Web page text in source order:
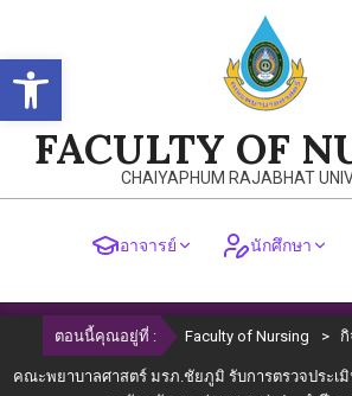
Open toolbar
content
FACULTY OF
CHAIYAPHUM RAJABHAT
อาจารย์ นักศึกษา
Primary
Navigation
Menu
ตอนนี้คุณอยู่ที่ : Faculty of Nursing >
คณะพยาบาลศาสตร์ มรภ.ชัยภูมิ รับการตรวจประ